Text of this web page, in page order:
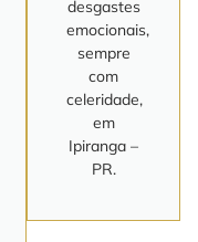
desgastes
emocionais,
sempre
com
celeridade,
em
Ipiranga –
PR.